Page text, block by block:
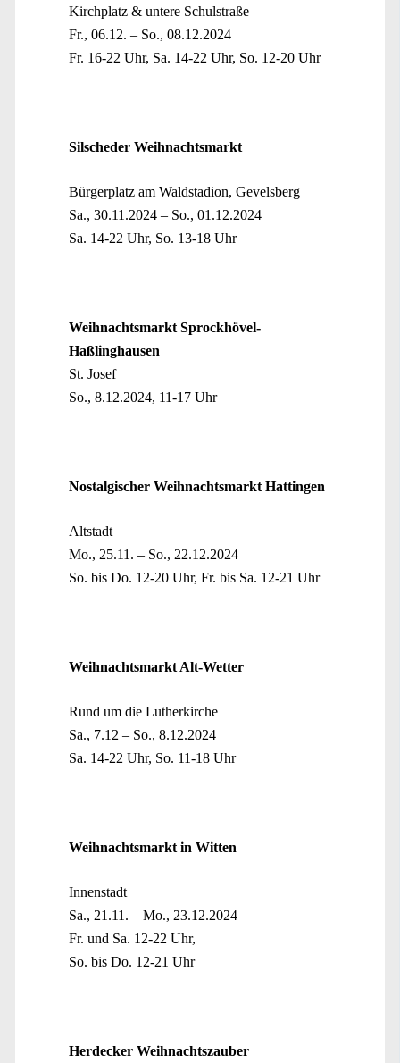
Kirchplatz & untere Schulstraße
Fr., 06.12. – So., 08.12.2024
Fr. 16-22 Uhr, Sa. 14-22 Uhr, So. 12-20 Uhr
Silscheder Weihnachtsmarkt
Bürgerplatz am Waldstadion, Gevelsberg
Sa., 30.11.2024 – So., 01.12.2024
Sa. 14-22 Uhr, So. 13-18 Uhr
Weihnachtsmarkt Sprockhövel-
Haßlinghausen
St. Josef
So., 8.12.2024, 11-17 Uhr
Nostalgischer Weihnachtsmarkt Hattingen
Altstadt
Mo., 25.11. – So., 22.12.2024
So. bis Do. 12-20 Uhr, Fr. bis Sa. 12-21 Uhr
Weihnachtsmarkt Alt-Wetter
Rund um die Lutherkirche
Sa., 7.12 – So., 8.12.2024
Sa. 14-22 Uhr, So. 11-18 Uhr
Weihnachtsmarkt in Witten
Innenstadt
Sa., 21.11. – Mo., 23.12.2024
Fr. und Sa. 12-22 Uhr,
So. bis Do. 12-21 Uhr
Herdecker Weihnachtszauber